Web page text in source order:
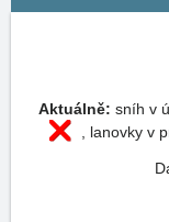
Aktuálně: sníh v
, lanovky v